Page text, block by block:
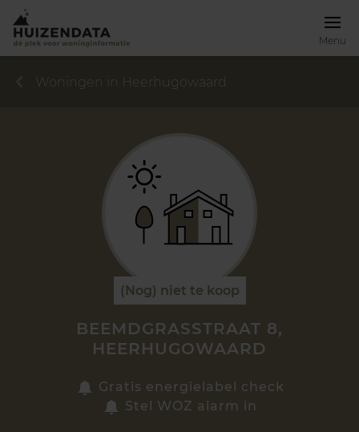
Menu
Woningen in Heerhugowaard
(Nog) niet te koop
BEEMDGRASSTRAAT 8,
HEERHUGOWAARD
Gratis energielabel check
Stel WOZ alarm in